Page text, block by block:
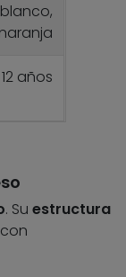
blanco,
naranja
años
. Su estructura